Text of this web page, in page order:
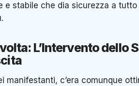
e stabile che dia sicurezza a tutto
L’Intervento dello
manifestanti, c’era comunque